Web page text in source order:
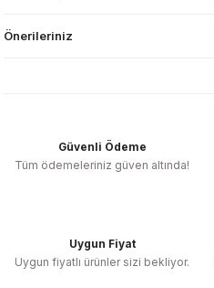
Önerileriniz
Güvenli Ödeme
Tüm ödemeleriniz güven altında!
Uygun Fiyat
Uygun fiyatlı ürünler sizi bekliyor.